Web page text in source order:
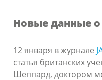
Новые данные о
12 января в журнале
статья британских
Шеппард, доктором